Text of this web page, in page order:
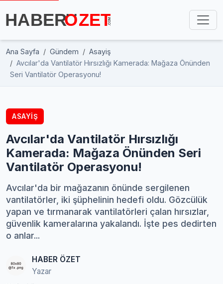
Ana Sayfa Gündem
Asayiş
Avcılar'da Vantilatör Hırsızlığı Kamerada: Mağaza Önünden
Seri Vantilatör Operasyonu!
ASAYIŞ
Avcılar'da Vantilatör Hırsızlığı
Kamerada: Mağaza Önünden Seri
Vantilatör Operasyonu!
Avcılar'da bir mağazanın önünde sergilenen
vantilatörler, iki şüphelinin hedefi oldu. Gözcülük
yapan ve tırmanarak vantilatörleri çalan hırsızlar,
güvenlik kameralarına yakalandı. İşte pes dedirten
o anlar...
HABER ÖZET
Yazar